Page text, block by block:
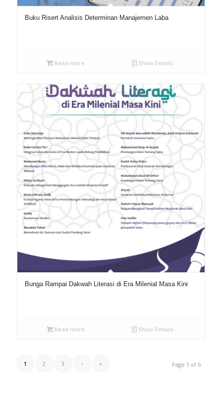
Buku Risert Analisis Determinan Manajemen Laba
Read more Show Details
Bunga Rampai Dakwah Literasi di Era Milenial Masa Kini
Read more Show Details
Page 1 of 6
1 2 3 › »